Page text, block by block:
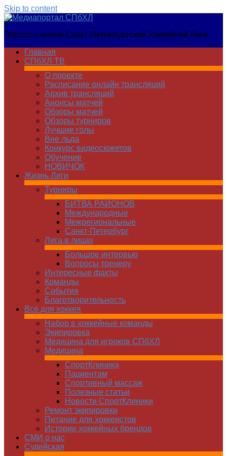
Skip to content
Медиапортал
Портал о жизни Санкт-Петербургской Хоккейной Лиги
Главная
СПбХЛ ТВ
О проекте
Расписание онлайн трансляций
Архив трансляций
Анонсы матчей
Обзоры матчей
Обзоры турниров
Лучшие голы
Вне льда
Конкурс видеосюжетов
Обучение
НОВИЧОК
Жизнь Лиги
Турниры
БИТВА РАЙОНОВ
Международные
Межрегиональные
Санкт-Петербург
Лига в лицах
Большое интервью
Вопросы тренеру
Интересные факты
Команды
Cобытия
Благотворительность
Всё для хоккея
Набор в хоккейные команды
Экипировка
Медицина для игроков СПбХЛ
Медицина
СпортКлиника
Пациентам
Спортивный массаж
Полезные статьи
Новости СпортКлиники
Ремонт экипировки
Питание для хоккеистов
Истории хоккейных брендов
СМИ о нас
Судейская